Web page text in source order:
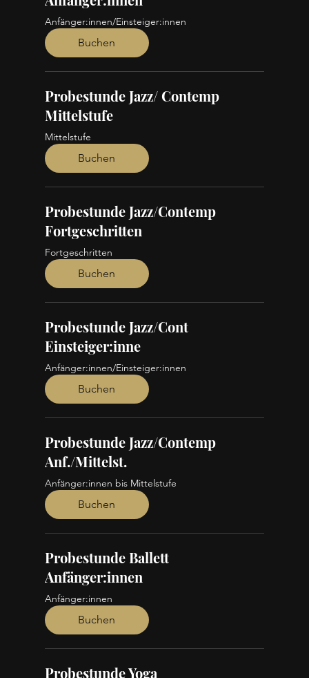
Anfänger:innen/Einsteiger:innen
Buchen
Probestunde Jazz/ Contemp
Mittelstufe
Mittelstufe
Buchen
Probestunde Jazz/Contemp
Fortgeschritten
Fortgeschritten
Buchen
Probestunde Jazz/Cont
Einsteiger:inne
Anfänger:innen/Einsteiger:innen
Buchen
Probestunde Jazz/Contemp
Anf./Mittelst.
Anfänger:innen bis Mittelstufe
Buchen
Probestunde Ballett
Anfänger:innen
Anfänger:innen
Buchen
Probestunde Yoga